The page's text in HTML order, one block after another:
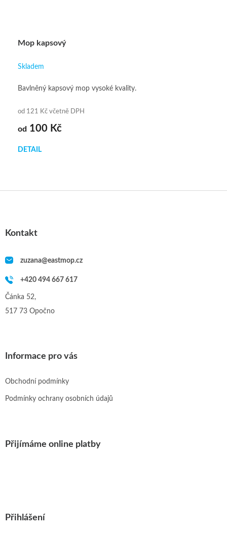
Mop kapsový
Skladem
od 121 Kč včetně DPH
od 100 Kč
DETAIL
Bavlněný kapsový mop vysoké kvality.
Kontakt
zuzana@eastmop.cz
+420 494 667 617
Čánka 52,
517 73 Opočno
Informace pro vás
Obchodní podmínky
Podmínky ochrany osobních údajů
Přijímáme online platby
Přihlášení